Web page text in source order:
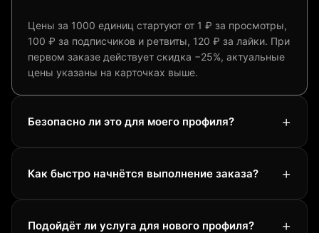
Цены за 1000 единиц стартуют от 1 ₽ за просмотры,
100 ₽ за подписчиков и ретвиты, 120 ₽ за лайки. При
первом заказе действует скидка −25%, актуальные
цены указаны на карточках выше.
Безопасно ли это для моего профиля?
Как быстро начнётся выполнение заказа?
Подойдёт ли услуга для нового профиля?